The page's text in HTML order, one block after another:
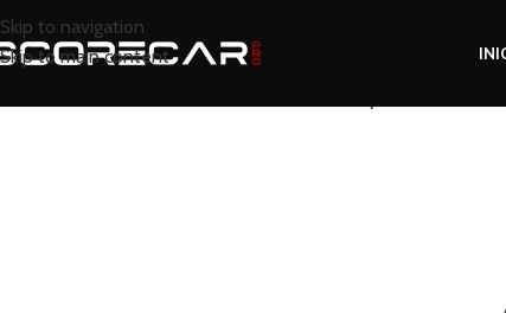
Skip to navigation
Skip to main content